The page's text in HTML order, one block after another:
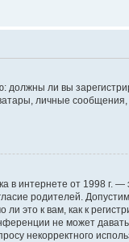
должны ли вы
личные сообщения,
в интернете от 1998
родителей.
это к вам, как к
не может
некорректного